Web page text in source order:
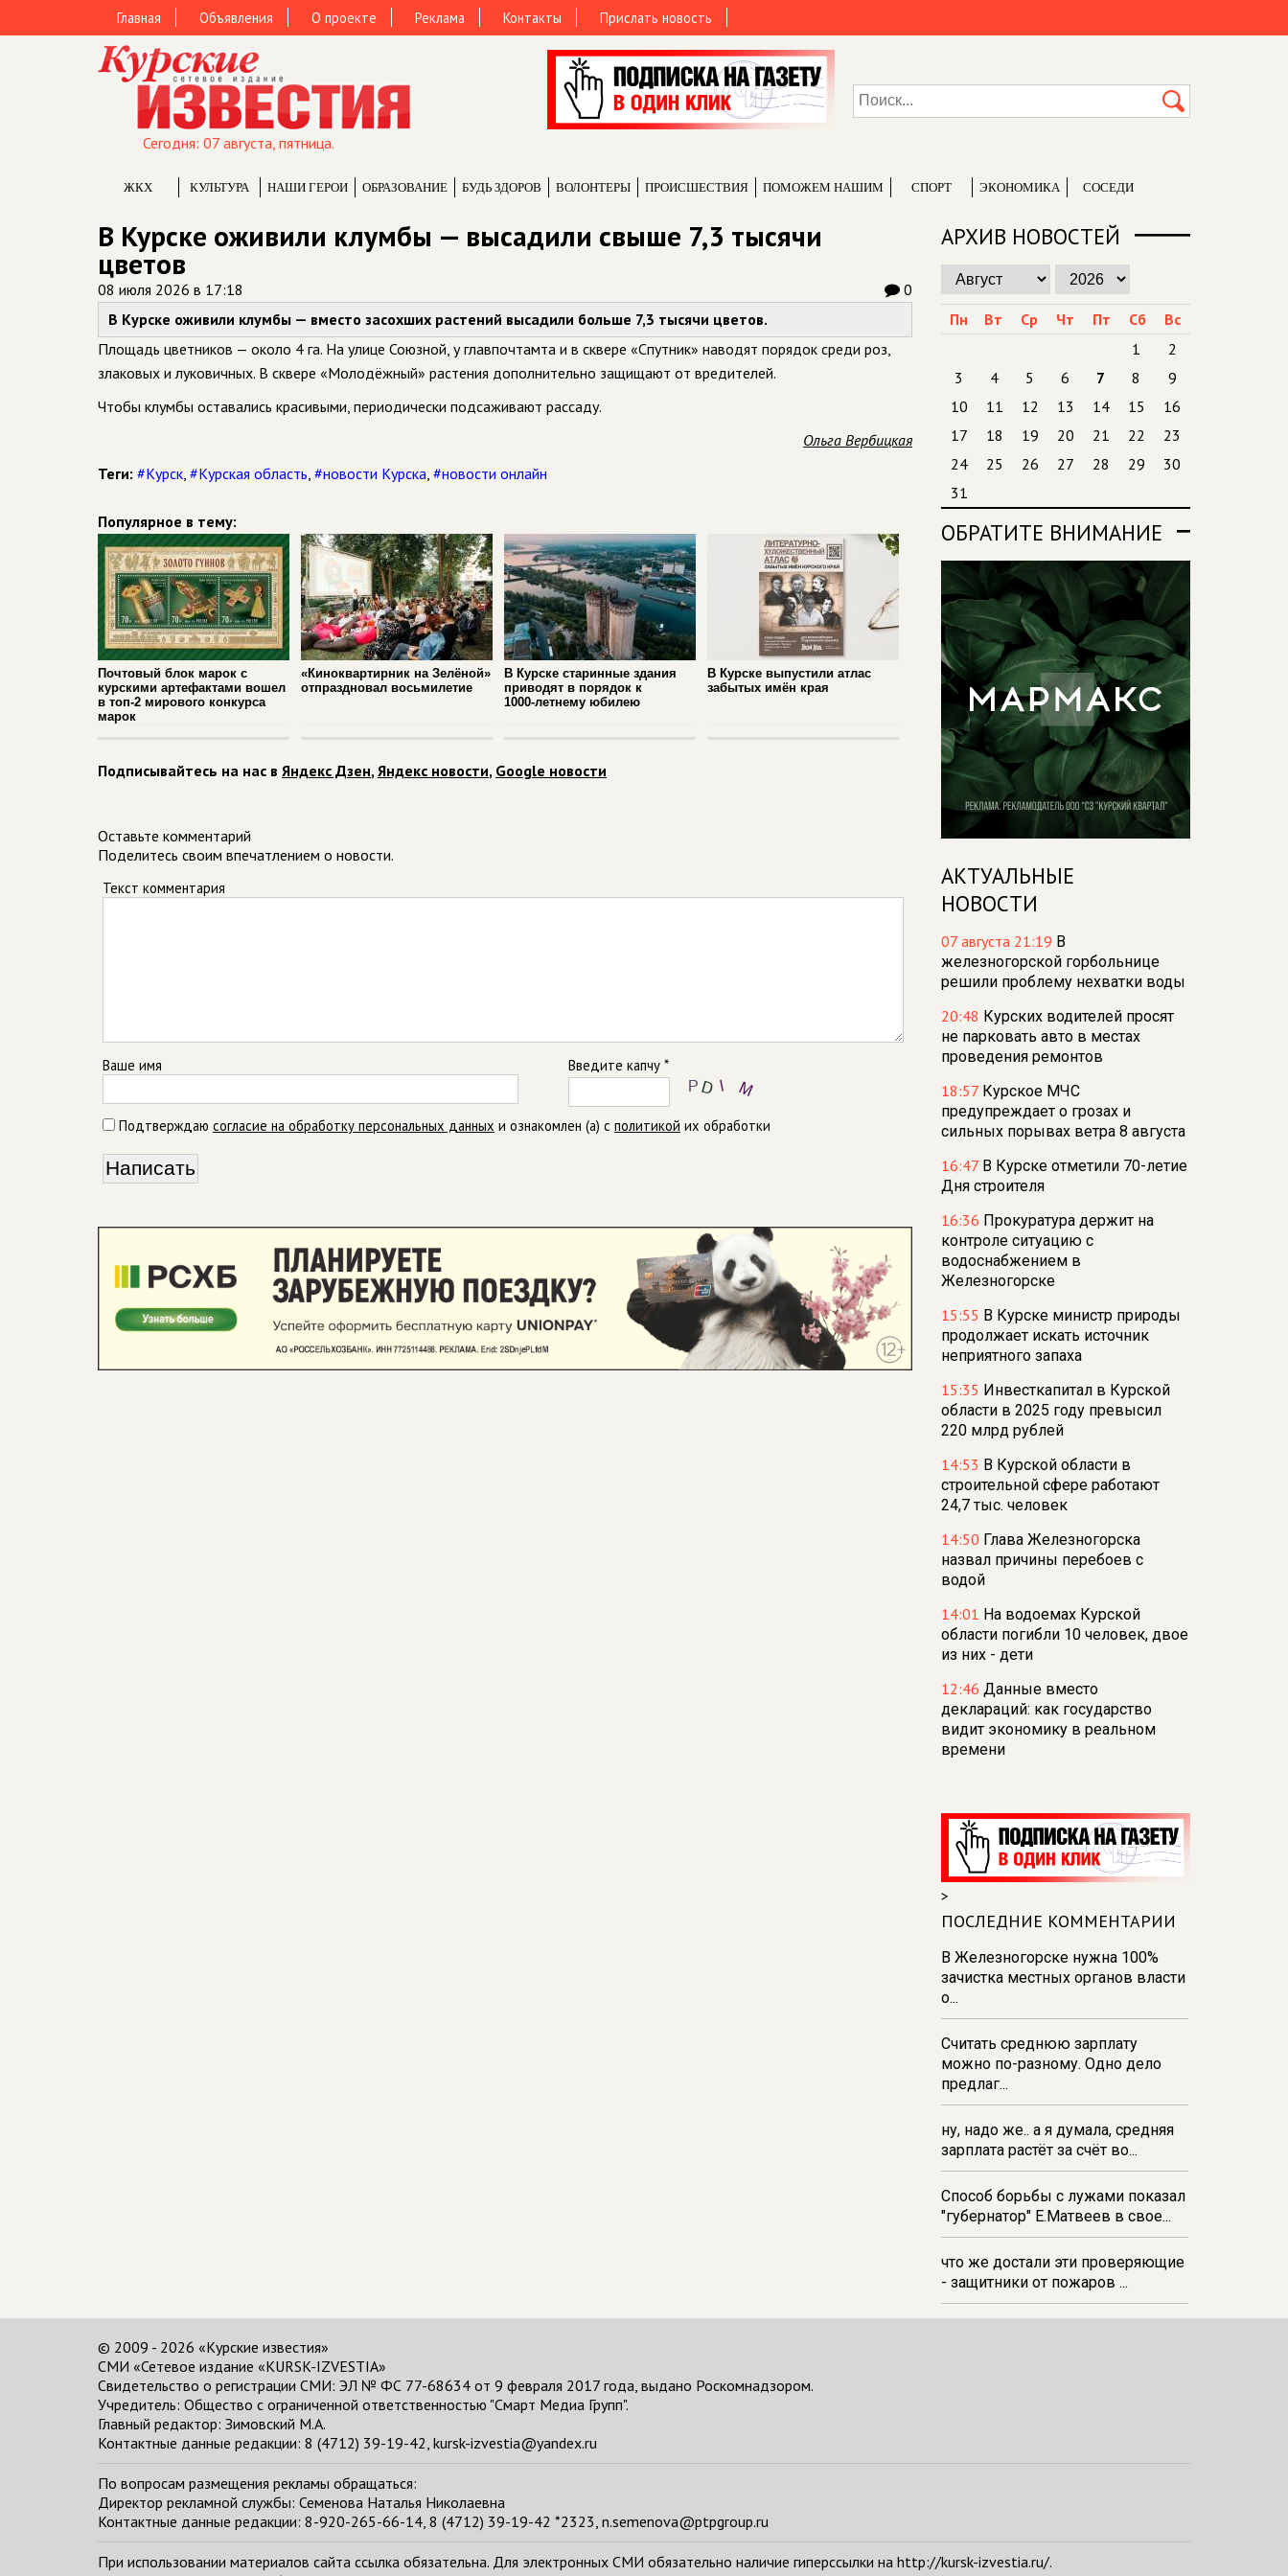
Главная Объявления О проекте Реклама Контакты Прислать новость
Сегодня: 07 августа, пятница.
ЖКХ КУЛЬТУРА НАШИ ГЕРОИ ОБРАЗОВАНИЕ БУДЬ ЗДОРОВ ВОЛОНТЕРЫ ПРОИCШЕСТВИЯ ПОМОЖЕМ НАШИМ СПОРТ ЭКОНОМИКА СОСЕДИ
В Курске оживили клумбы — высадили свыше 7,3 тысячи
цветов
08 июля 2026 в 17:18
0
В Курске оживили клумбы — вместо засохших растений высадили больше 7,3 тысячи цветов.
Площадь цветников — около 4 га. На улице Союзной, у главпочтамта и в сквере «Спутник» наводят порядок среди роз,
злаковых и луковичных. В сквере «Молодёжный» растения дополнительно защищают от вредителей.
Чтобы клумбы оставались красивыми, периодически подсаживают рассаду.
Ольга Вербицкая
Теги: #Курск, #Курская область, #новости Курска, #новости онлайн
Популярное в тему:
Почтовый блок марок с
курскими артефактами вошел
в топ‑2 мирового конкурса
марок
«Киноквартирник на Зелёной»
отпраздновал восьмилетие
В Курске старинные здания
приводят в порядок к
1000‑летнему юбилею
В Курске выпустили атлас
забытых имён края
Подписывайтесь на нас в Яндекс Дзен,Яндекс новости, Google новости
Оставьте комментарий
Поделитесь своим впечатлением о новости.
Текст комментария
Ваше имя Введите капчу *
Подтверждаю согласие на обработку персональных данных и ознакомлен (а) с политикой их обработки
АРХИВ НОВОСТЕЙ
Пн Вт Ср Чт Пт Сб
Вс
1
2
3
4 5 6 7 8
9
10
11 12 13 14 15
16
17
18 19 20 21 22
23
24
25 26 27 28 29
30
31
ОБРАТИТЕ ВНИМАНИЕ
АКТУАЛЬНЫЕ
НОВОСТИ
07 августа 21:19 В
железногорской горбольнице
решили проблему нехватки воды
20:48 Курских водителей просят
не парковать авто в местах
проведения ремонтов
18:57 Курское МЧС
предупреждает о грозах и
сильных порывах ветра 8 августа
16:47 В Курске отметили 70-летие
Дня строителя
16:36 Прокуратура держит на
контроле ситуацию с
водоснабжением в
Железногорске
15:55 В Курске министр природы
продолжает искать источник
неприятного запаха
15:35 Инвесткапитал в Курской
области в 2025 году превысил
220 млрд рублей
14:53 В Курской области в
строительной сфере работают
24,7 тыс. человек
14:50 Глава Железногорска
назвал причины перебоев с
водой
14:01 На водоемах Курской
области погибли 10 человек, двое
из них - дети
12:46 Данные вместо
деклараций: как государство
видит экономику в реальном
времени
Карла Маркса
12:17
В Курске прокуратура
добивается возмещения для
девочки - подростка ущерба за
побои
11:58В Курской области
обрушившаяся стена повлекла
возбуждение уголовного дела в
отношении ИП
11:52В Курске прокуратура
добивается выплаты более 1 млн
рублей зарплаты 32-м
работникам
>
ПОСЛЕДНИЕ КОММЕНТАРИИ
В Железногорске нужна 100%
зачистка местных органов власти
о...
Считать среднюю зарплату
можно по-разному. Одно дело
предлаг...
ну, надо же.. а я думала, средняя
зарплата растёт за счёт во...
Способ борьбы с лужами показал
"губернатор" Е.Матвеев в свое...
что же достали эти проверяющие
- защитники от пожаров ...
© 2009 - 2026 «Курские известия»
СМИ «Сетевое издание «KURSK-IZVESTIA»
Свидетельство о регистрации СМИ: ЭЛ № ФС 77-68634 от 9 февраля 2017 года, выдано Роскомнадзором.
Учредитель: Общество с ограниченной ответственностью "Смарт Медиа Групп".
Главный редактор: Зимовский М.А.
Контактные данные редакции: 8 (4712) 39-19-42, kursk-izvestia@yandex.ru
По вопросам размещения рекламы обращаться:
Директор рекламной службы: Семенова Наталья Николаевна
Контактные данные редакции: 8-920-265-66-14, 8 (4712) 39-19-42 *2323, n.semenova@ptpgroup.ru
При использовании материалов сайта ссылка обязательна. Для электронных СМИ обязательно наличие гиперссылки на http://kursk-izvestia.ru/.